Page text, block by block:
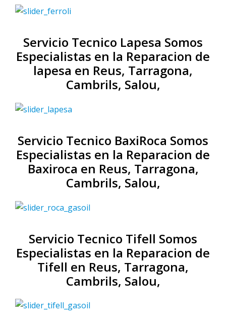
Servicio Tecnico Lapesa Somos
Especialistas en la Reparacion de
lapesa en Reus, Tarragona,
Cambrils, Salou,
Servicio Tecnico BaxiRoca Somos
Especialistas en la Reparacion de
Baxiroca en Reus, Tarragona,
Cambrils, Salou,
Servicio Tecnico Tifell Somos
Especialistas en la Reparacion de
Tifell en Reus, Tarragona,
Cambrils, Salou,